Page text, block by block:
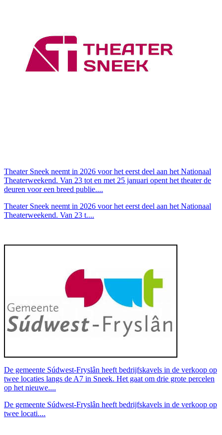
Theater Sneek neemt in 2026 voor het eerst deel aan het Nationaal
Theaterweekend. Van 23 tot en met 25 januari opent het theater de
deuren voor een breed publie....
Theater Sneek neemt in 2026 voor het eerst deel aan het Nationaal
Theaterweekend. Van 23 t....
De gemeente Súdwest-Fryslân heeft bedrijfskavels in de verkoop op
twee locaties langs de A7 in Sneek. Het gaat om drie grote percelen
op het nieuwe....
De gemeente Súdwest-Fryslân heeft bedrijfskavels in de verkoop op
twee locati....